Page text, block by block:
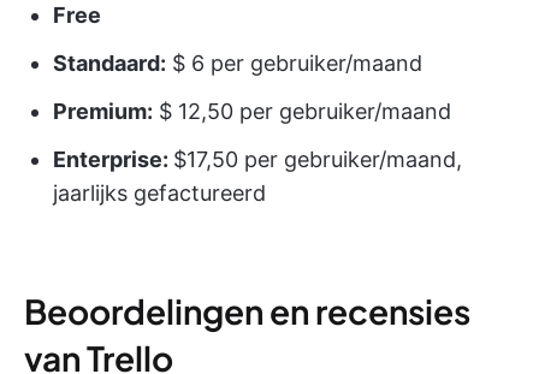
Free
Standaard: $ 6 per gebruiker/maand
Premium: $ 12,50 per gebruiker/maand
Enterprise: $17,50 per gebruiker/maand,
jaarlijks gefactureerd
Beoordelingen en recensies
van Trello